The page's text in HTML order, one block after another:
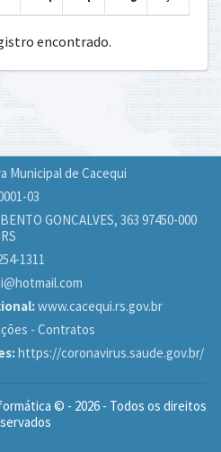
encontrado.
Municipal de Cacequi
03
GONCALVES, 363 97450-000
1311
www.cacequi.rs.gov.br
-Contratos
https://coronavirus.saude.gov.br/
© - 2026 - Todos os direitos